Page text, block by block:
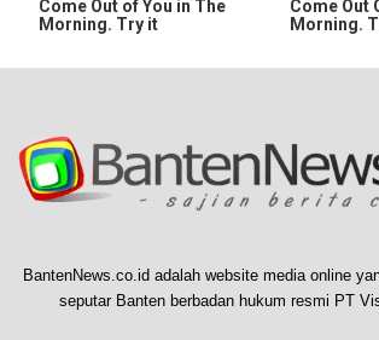
Come Out of You in The
Morning. Try it
Come Out
Morning.
BantenNews.co.id adalah website media online
seputar Banten berbadan hukum resmi PT